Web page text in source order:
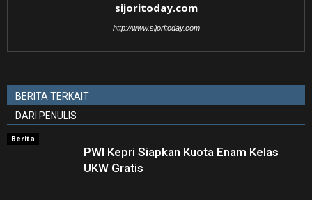
sijoritoday.com
http://www.sijoritoday.com
BERITA TERKAIT
DARI PENULIS
Berita
PWI Kepri Siapkan Kuota Enam Kelas
UKW Gratis